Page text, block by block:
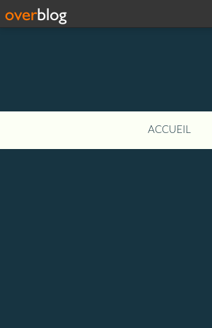
ACCUEIL